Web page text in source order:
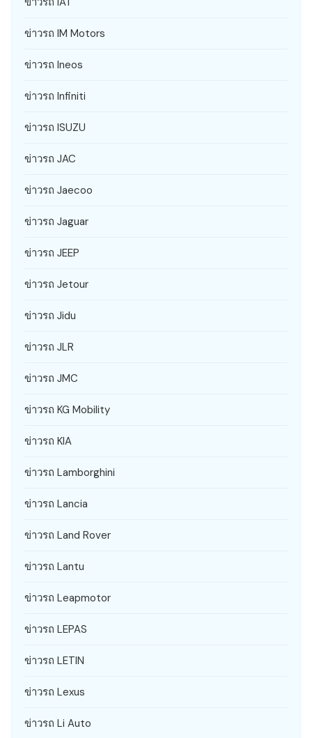
ข่าวรถ IM Motors
ข่าวรถ Ineos
ข่าวรถ Infiniti
ข่าวรถ ISUZU
ข่าวรถ JAC
ข่าวรถ Jaecoo
ข่าวรถ Jaguar
ข่าวรถ JEEP
ข่าวรถ Jetour
ข่าวรถ Jidu
ข่าวรถ JLR
ข่าวรถ JMC
ข่าวรถ KG Mobility
ข่าวรถ KIA
ข่าวรถ Lamborghini
ข่าวรถ Lancia
ข่าวรถ Land Rover
ข่าวรถ Lantu
ข่าวรถ Leapmotor
ข่าวรถ LEPAS
ข่าวรถ LETIN
ข่าวรถ Lexus
ข่าวรถ Li Auto